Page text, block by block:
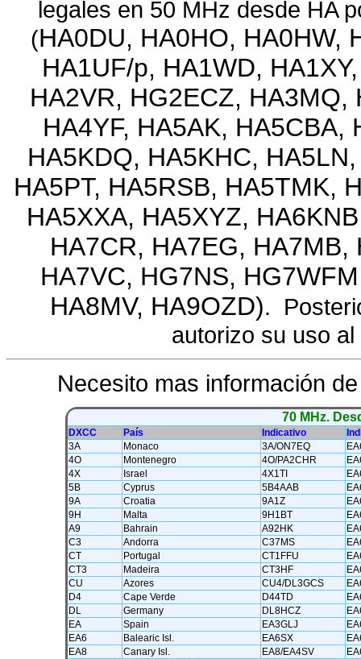
legales en 50 MHz desde HA
(HA0DU, HA0HO, HA0HW,
HA1UF/p, HA1WD,
HA2VR, HG2ECZ, HA3MQ,
HA4YF, HA5AK, HA5CBA,
HA5KDQ, HA5KHC,
HA5PT, HA5RSB, HA5TMK,
HA5XXA, HA5XYZ,
HA7CR, HA7EG, HA7MB,
HA7VC, HG7NS,
HA8MV, HA9OZD).
autorizo su uso
Necesito mas información
70 MHz.
DXCC País Indicativo
3A
Monaco 3A/ON7EQ
4O
Montenegro 4O/PA2CHR
4X
Israel 4X1TI
5B
Cyprus 5B4AAB
9A
Croatia 9A1Z
9H
Malta 9H1BT
A9
Bahrain A92HK
C3
Andorra C37MS
CT
Portugal CT1FFU
CT3
Madeira CT3HF
CU
Azores CU4/DL3GCS
D4
Cape Verde D44TD
DL
Germany DL8HCZ
EA
Spain EA3GLJ
EA6
Balearic Isl. EA6SX
EA8
Canary Isl. EA8/EA4SV